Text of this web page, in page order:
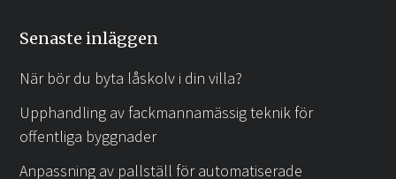
Senaste inläggen
När bör du byta låskolv i din villa?
Upphandling av fackmannamässig teknik för
offentliga byggnader
Anpassning av pallställ för automatiserade